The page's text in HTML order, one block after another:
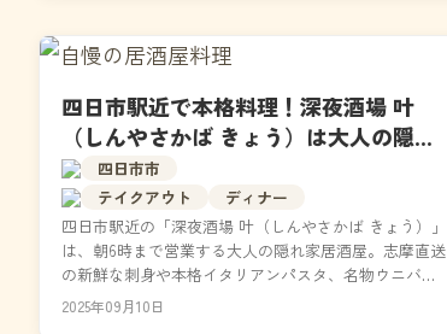
四日市駅近で本格料理！深夜酒場 叶
（しんやさかば きょう）は大人の隠れ
家居酒屋
四日市市
テイクアウト
ディナー
四日市駅近の「深夜酒場 叶（しんやさかば きょう）」
は、朝6時まで営業する大人の隠れ家居酒屋。志摩直送
の新鮮な刺身や本格イタリアンパスタ、名物ウニバタ
ートーストなど居酒屋を超えた料理が深夜でも味わえ
2025年09月10日